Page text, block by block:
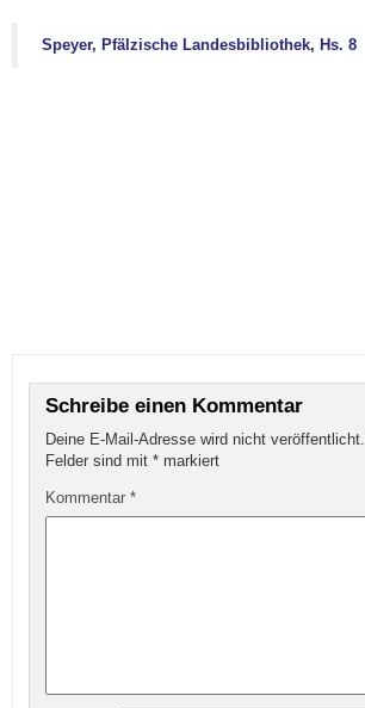
Speyer, Pfälzische Landesbibliothek, Hs. 8
Schreibe einen Kommentar
Deine E-Mail-Adresse wird nicht veröffentlicht.
Felder sind mit *markiert
Kommentar *